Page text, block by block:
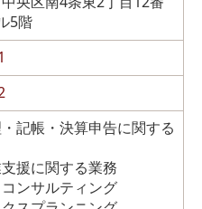
5階
・記帳・決算申告に関する
援に関する業務
コンサルティング